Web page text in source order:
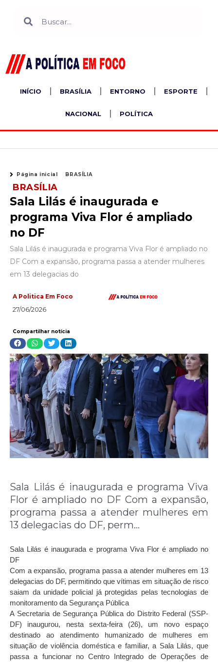
INÍCIO BRASÍLIA ENTORNO ESPORTE
NACIONAL POLÍTICA
Página inicial BRASÍLIA
BRASÍLIA
Sala Lilás é inaugurada e
programa Viva Flor é ampliado
no DF
Sala Lilás é inaugurada e programa Viva Flor é ampliado no
DF Com a expansão, programa passa a atender mulheres
em 13 delegacias do
A Politica Em Foco
27/06/2026
Compartilhar notícia
Sala Lilás é inaugurada e programa Viva
Flor é ampliado no DF Com a expansão,
programa passa a atender mulheres em
13 delegacias do DF, perm…
Sala Lilás é inaugurada e programa Viva Flor é ampliado no
DF
Com a expansão, programa passa a atender mulheres em 13
delegacias do DF, permitindo que vítimas em situação de risco
saiam da unidade policial já protegidas pelas tecnologias de
monitoramento da Segurança Pública
A Secretaria de Segurança Pública do Distrito Federal (SSP-
DF) inaugurou, nesta sexta-feira (26), um novo espaço
destinado ao atendimento humanizado de mulheres em
situação de violência doméstica e familiar, a Sala Lilás, que
passa a funcionar no Centro Integrado de Operações de